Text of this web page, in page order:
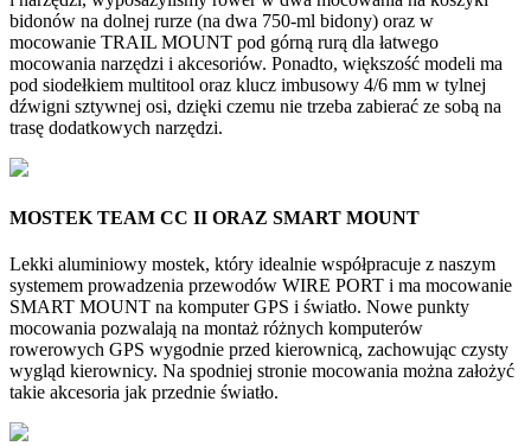
bidonów na dolnej rurze (na dwa 750-ml bidony) oraz w
mocowanie TRAIL MOUNT pod górną rurą dla łatwego
mocowania narzędzi i akcesoriów. Ponadto, większość modeli ma
pod siodełkiem multitool oraz klucz imbusowy 4/6 mm w tylnej
dźwigni sztywnej osi, dzięki czemu nie trzeba zabierać ze sobą na
trasę dodatkowych narzędzi.
MOSTEK TEAM CC II ORAZ SMART MOUNT
Lekki aluminiowy mostek, który idealnie współpracuje z naszym
systemem prowadzenia przewodów WIRE PORT i ma mocowanie
SMART MOUNT na komputer GPS i światło. Nowe punkty
mocowania pozwalają na montaż różnych komputerów
rowerowych GPS wygodnie przed kierownicą, zachowując czysty
wygląd kierownicy. Na spodniej stronie mocowania można założyć
takie akcesoria jak przednie światło.